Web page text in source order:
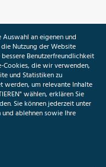
Initiative
an eigenen und
Nutzung der Website
Benutzerfreundlichkeit
Cookies, die wir verwenden,
und Statistiken zu
werden, um relevante Inhalte
wählen, erklären Sie
Sie können jederzeit unter
ablehnen sowie Ihre